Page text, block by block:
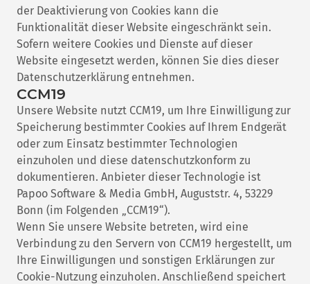
der Deaktivierung von Cookies kann die
Funktionalität dieser Website eingeschränkt sein.
Sofern weitere Cookies und Dienste auf dieser
Website eingesetzt werden, können Sie dies dieser
Datenschutzerklärung entnehmen.
CCM19
Unsere Website nutzt CCM19, um Ihre Einwilligung zur
Speicherung bestimmter Cookies auf Ihrem Endgerät
oder zum Einsatz bestimmter Technologien
einzuholen und diese datenschutzkonform zu
dokumentieren. Anbieter dieser Technologie ist
Papoo Software & Media GmbH, Auguststr. 4, 53229
Bonn (im Folgenden „CCM19“).
Wenn Sie unsere Website betreten, wird eine
Verbindung zu den Servern von CCM19 hergestellt, um
Ihre Einwilligungen und sonstigen Erklärungen zur
Cookie-Nutzung einzuholen. Anschließend speichert